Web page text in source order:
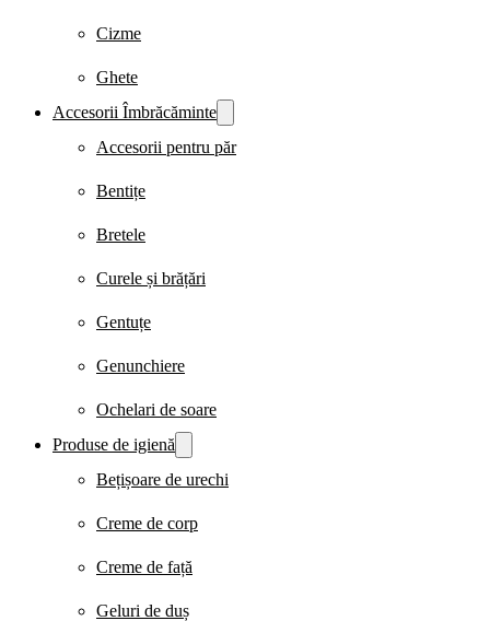
Cizme
Ghete
Accesorii Îmbrăcăminte
Accesorii pentru păr
Bentițe
Bretele
Curele și brățări
Gentuțe
Genunchiere
Ochelari de soare
Produse de igienă
Bețișoare de urechi
Creme de corp
Creme de față
Geluri de duș